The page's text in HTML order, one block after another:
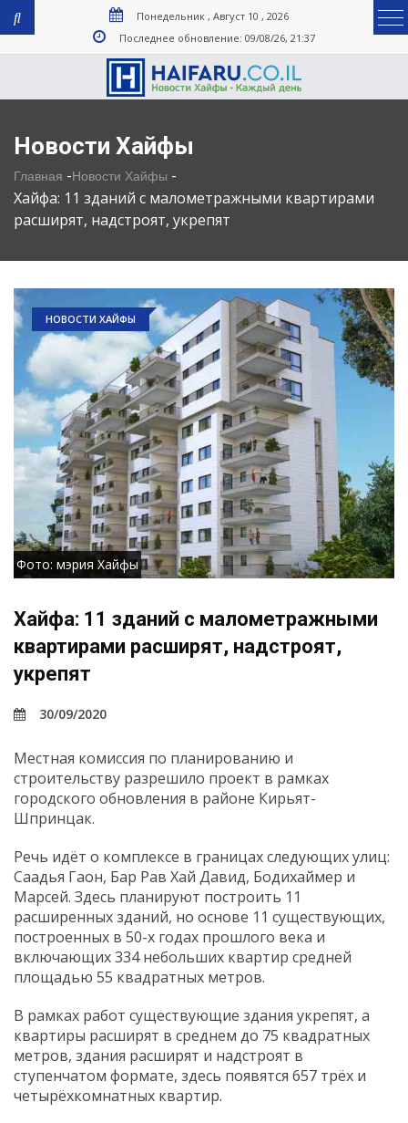
Понедельник , Август 10 , 2026
Последнее обновление: 09/08/26, 21:37
Новости Хайфы
Главная -Новости Хайфы -
Хайфа: 11 зданий с малометражными квартирами
расширят, надстроят, укрепят
НОВОСТИ ХАЙФЫ
Фото: мэрия Хайфы
Хайфа: 11 зданий с малометражными
квартирами расширят, надстроят,
укрепят
30/09/2020
Местная комиссия по планированию и
строительству разрешило проект в рамках
городского обновления в районе Кирьят-
Шпринцак.
Речь идёт о комплексе в границах следующих улиц:
Саадья Гаон, Бар Рав Хай Давид, Бодихаймер и
Марсей. Здесь планируют построить 11
расширенных зданий, но основе 11 существующих,
построенных в 50-х годах прошлого века и
включающих 334 небольших квартир средней
площадью 55 квадратных метров.
В рамках работ существующие здания укрепят, а
квартиры расширят в среднем до 75 квадратных
метров, здания расширят и надстроят в
ступенчатом формате, здесь появятся 657 трёх и
четырёхкомнатных квартир.